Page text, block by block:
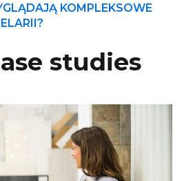
KOMPLEKSOWE
studies